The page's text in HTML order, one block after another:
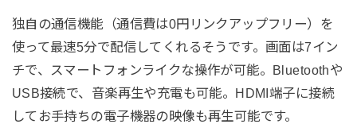
独自の通信機能（通信費は0円リンクアップフリー）を
使って最速5分で配信してくれるそうです。画面は7イン
チで、スマートフォンライクな操作が可能。Bluetoothや
USB接続で、音楽再生や充電も可能。HDMI端子に接続
してお手持ちの電子機器の映像も再生可能です。